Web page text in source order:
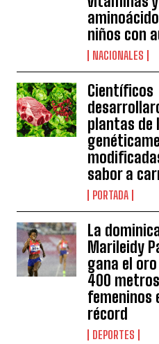
niños con
NACIONALES
Científicos
plantas de
sabor a
PORTADA
La
Marileidy
gana el
400 metros
femeninos
récord
DEPORTES